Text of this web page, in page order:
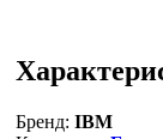
Бренд: IBM